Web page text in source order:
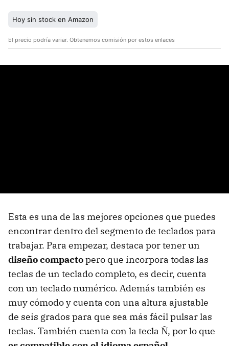
Hoy sin stock en Amazon
El precio podría variar. Obtenemos comisión por estos enlaces
Esta es una de las mejores opciones que puedes
encontrar dentro del segmento de teclados para
trabajar. Para empezar, destaca por tener un
diseño compactopero que incorpora todas las
teclas de un teclado completo, es decir, cuenta
con un teclado numérico. Además también es
muy cómodo y cuenta con una altura ajustable
de seis grados para que sea más fácil pulsar las
teclas. También cuenta con la tecla Ñ, por lo que